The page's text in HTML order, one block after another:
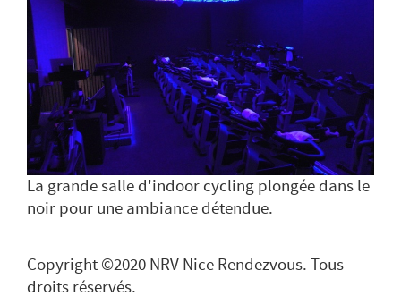
La grande salle d'indoor cycling plongée dans le
noir pour une ambiance détendue.
Copyright ©2020 NRV Nice Rendezvous. Tous
droits réservés.